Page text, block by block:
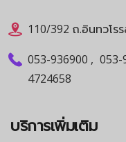
110/392 ถ.อินทวโร
053-936900 , 053-
4724658
บริการเพิ่มเติม